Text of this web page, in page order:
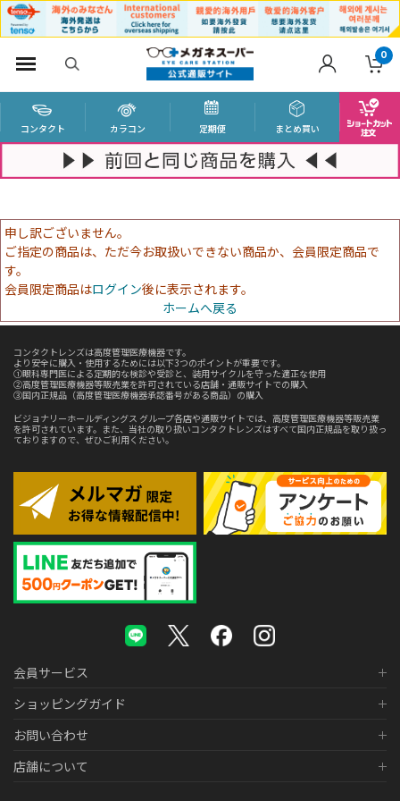
0
コンタクト カラコン 定期便 まとめ買い
申し訳ございません。
ご指定の商品は、ただ今お取扱いできない商品か、会員限定商品で
す。
会員限定商品はログイン後に表示されます。
ホームへ戻る
コンタクトレンズは高度管理医療機器です。
より安全に購入・使用するためには以下3つのポイントが重要です。
①眼科専門医による定期的な検診や受診と、装用サイクルを守った適正な使用
②高度管理医療機器等販売業を許可されている店舗・通販サイトでの購入
③国内正規品（高度管理医療機器承認番号がある商品）の購入
ビジョナリーホールディングス グループ各店や通販サイトでは、高度管理医療機器等販売業
を許可されています。また、当社の取り扱いコンタクトレンズはすべて国内正規品を取り扱っ
ておりますので、ぜひご利用ください。
会員サービス
ショッピングガイド
お問い合わせ
店舗について